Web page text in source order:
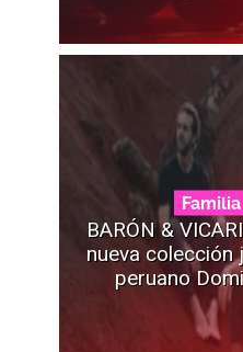
BARÓN &
nueva
peruano